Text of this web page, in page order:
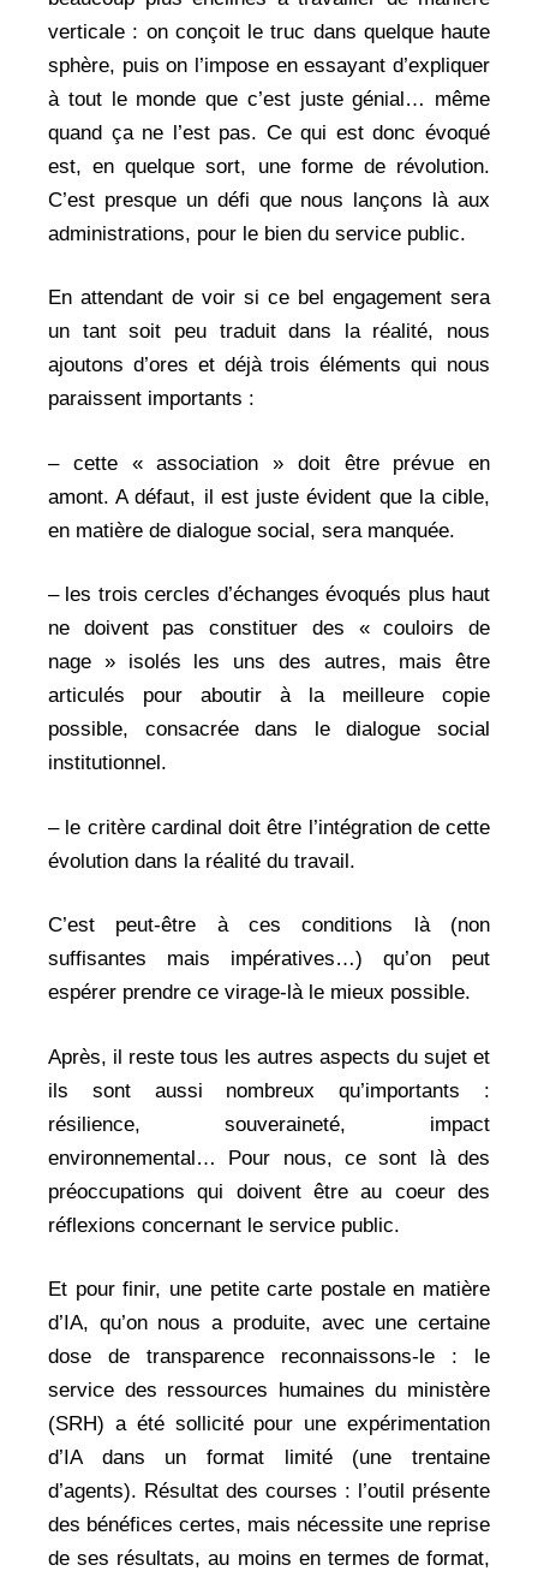
verticale : on conçoit le truc dans quelque haute
sphère, puis on l’impose en essayant d’expliquer
à tout le monde que c’est juste génial… même
quand ça ne l’est pas. Ce qui est donc évoqué
est, en quelque sort, une forme de révolution.
C’est presque un défi que nous lançons là aux
administrations, pour le bien du service public.
En attendant de voir si ce bel engagement sera
un tant soit peu traduit dans la réalité, nous
ajoutons d’ores et déjà trois éléments qui nous
paraissent importants :
– cette « association » doit être prévue en
amont. A défaut, il est juste évident que la cible,
en matière de dialogue social, sera manquée.
– les trois cercles d’échanges évoqués plus haut
ne doivent pas constituer des « couloirs de
nage » isolés les uns des autres, mais être
articulés pour aboutir à la meilleure copie
possible, consacrée dans le dialogue social
institutionnel.
– le critère cardinal doit être l’intégration de cette
évolution dans la réalité du travail.
C’est peut-être à ces conditions là (non
suffisantes mais impératives…) qu’on peut
espérer prendre ce virage-là le mieux possible.
Après, il reste tous les autres aspects du sujet et
ils sont aussi nombreux qu’importants :
résilience, souveraineté, impact
environnemental… Pour nous, ce sont là des
préoccupations qui doivent être au coeur des
réflexions concernant le service public.
Et pour finir, une petite carte postale en matière
d’IA, qu’on nous a produite, avec une certaine
dose de transparence reconnaissons-le : le
service des ressources humaines du ministère
(SRH) a été sollicité pour une expérimentation
d’IA dans un format limité (une trentaine
d’agents). Résultat des courses : l’outil présente
des bénéfices certes, mais nécessite une reprise
de ses résultats, au moins en termes de format,